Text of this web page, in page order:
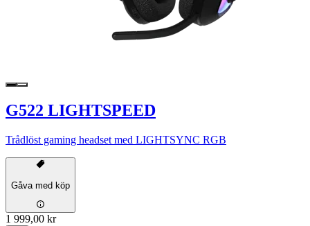
G522 LIGHTSPEED
Trådlöst gaming headset med LIGHTSYNC RGB
Gåva med köp
1 999,00 kr